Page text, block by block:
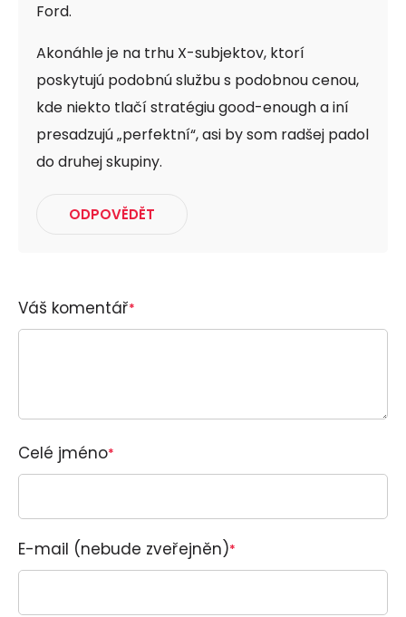
Ford.
Akonáhle je na trhu X-subjektov, ktorí
poskytujú podobnú službu s podobnou cenou,
kde niekto tlačí stratégiu good-enough a iní
presadzujú „perfektní“, asi by som radšej padol
do druhej skupiny.
ODPOVĚDĚT
Váš komentář*
Celé jméno*
E-mail (nebude zveřejněn)*